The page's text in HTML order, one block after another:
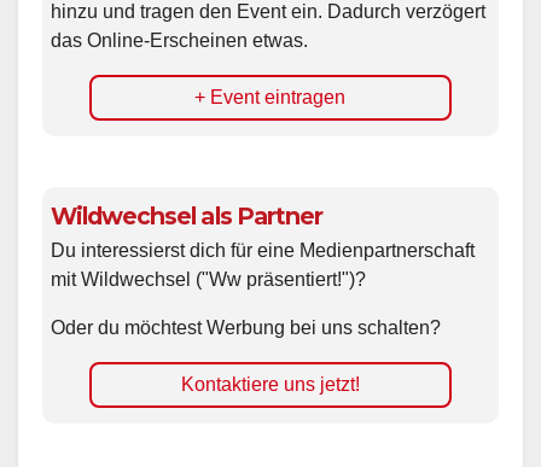
hinzu und tragen den Event ein. Dadurch verzögert
das Online-Erscheinen etwas.
+ Event eintragen
Wildwechsel als Partner
Du interessierst dich für eine Medienpartnerschaft
mit Wildwechsel ("Ww präsentiert!")?
Oder du möchtest Werbung bei uns schalten?
Kontaktiere uns jetzt!